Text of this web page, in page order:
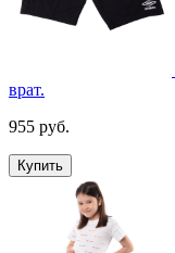
врат.
955 руб.
Купить